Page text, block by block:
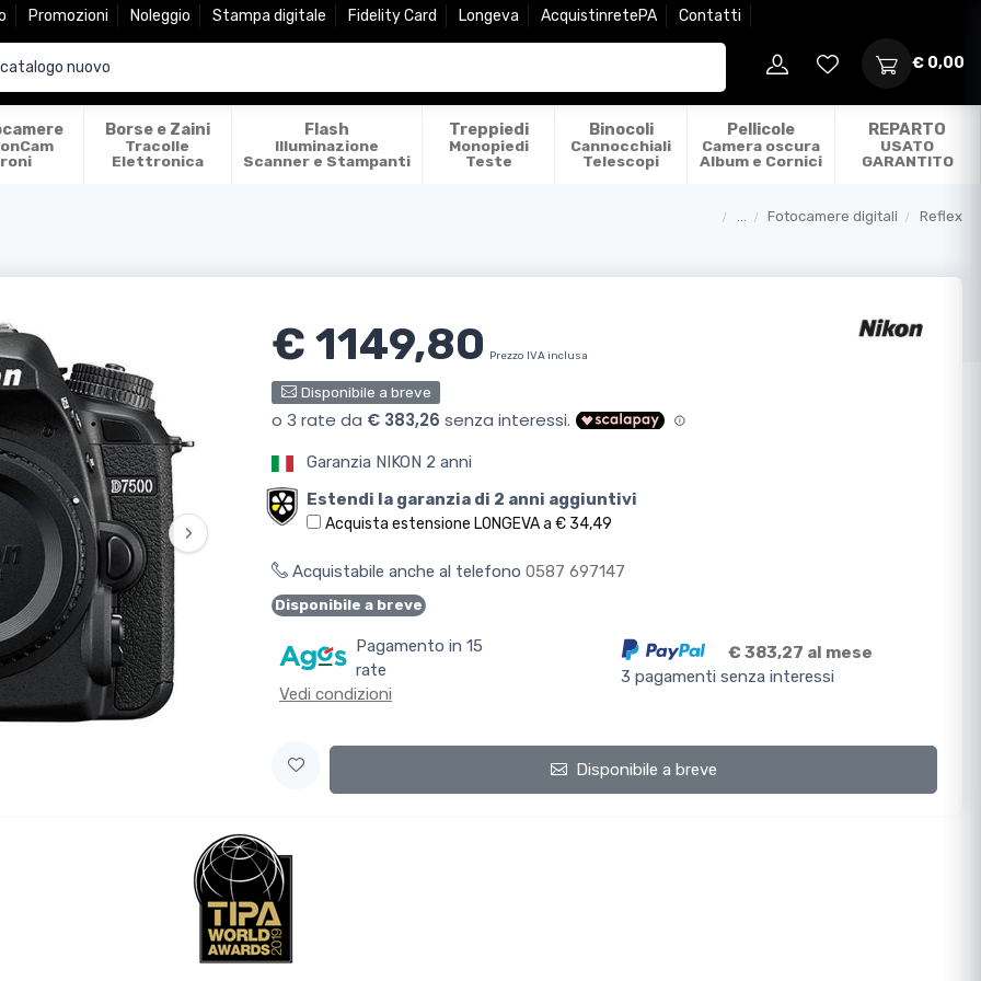
Promozioni Noleggio Stampa digitale Fidelity Card Longeva AcquistinretePA Contatti
€ 0,00
Borse e Zaini
Tracolle
Elettronica
Flash
Illuminazione
Scanner e Stampanti
Treppiedi
Monopiedi
Teste
Binocoli
Cannocchiali
Telescopi
Pellicole
Camera oscura
Album e Cornici
REPARTO
USATO
GARANTITO
Fotocamere digitali Reflex
›
€ 1149,80 Prezzo IVA inclusa
Disponibile a breve
Garanzia NIKON 2 anni
Estendi la garanzia di 2 anni aggiuntivi
Acquista estensione LONGEVA a € 34,49
Acquistabile anche al telefono 0587 697147
Disponibile a breve
Pagamento in 15
rate
Vedi condizioni
€ 383,27 al mese
3 pagamenti senza interessi
Disponibile a breve